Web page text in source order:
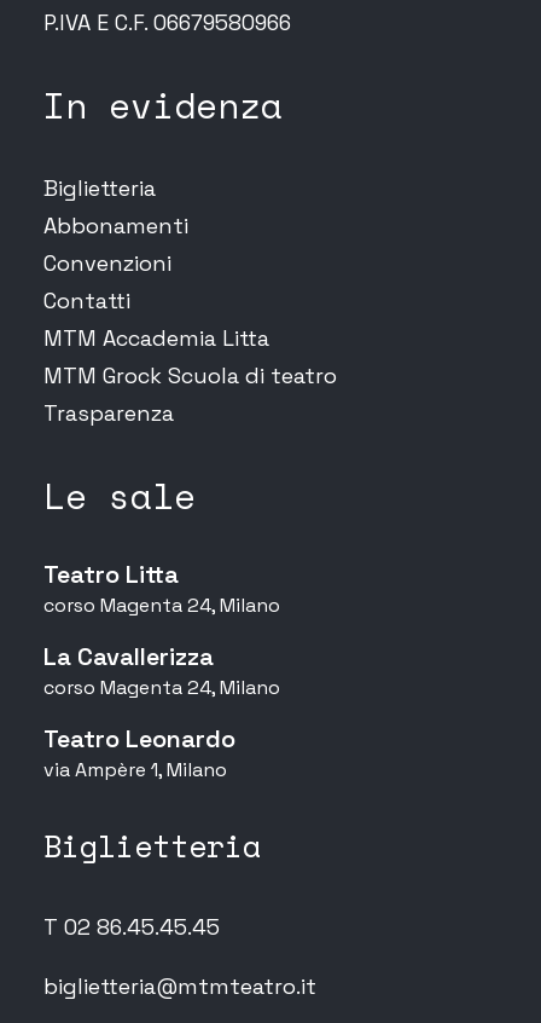
P.IVA E C.F. 06679580966
In evidenza
Biglietteria
Abbonamenti
Convenzioni
Contatti
MTM Accademia Litta
MTM Grock Scuola di teatro
Trasparenza
Le sale
Teatro Litta
corso Magenta 24, Milano
La Cavallerizza
corso Magenta 24, Milano
Teatro Leonardo
via Ampère 1, Milano
Biglietteria
T 02 86.45.45.45
biglietteria@mtmteatro.it